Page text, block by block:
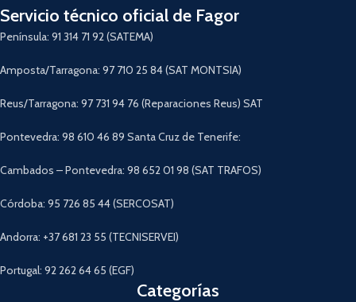
Servicio técnico oficial de Fagor
Península: 91 314 71 92 (SATEMA)
Amposta/Tarragona: 97 710 25 84 (SAT MONTSIA)
Reus/Tarragona: 97 731 94 76 (Reparaciones Reus) SAT
Pontevedra: 98 610 46 89 Santa Cruz de Tenerife:
Cambados – Pontevedra: 98 652 01 98 (SAT TRAFOS)
Córdoba: 95 726 85 44 (SERCOSAT)
Andorra: +37 681 23 55 (TECNISERVEI)
Portugal: 92 262 64 65 (EGF)
Categorías